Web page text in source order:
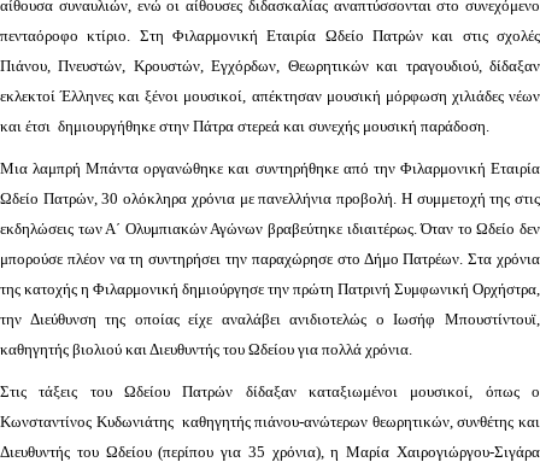
αίθουσα συναυλιών, ενώ οι αίθουσες διδασκαλίας αναπτύσσονται στο συνεχόμενο
πενταόροφο κτίριο. Στη Φιλαρμονική Εταιρία Ωδείο Πατρών και στις σχολές
Πιάνου, Πνευστών, Κρουστών, Εγχόρδων, Θεωρητικών και τραγουδιού, δίδαξαν
εκλεκτοί Έλληνες και ξένοι μουσικοί, απέκτησαν μουσική μόρφωση χιλιάδες νέων
και έτσι δημιουργήθηκε στην Πάτρα στερεά και συνεχής μουσική παράδοση.
Μια λαμπρή Μπάντα οργανώθηκε και συντηρήθηκε από την Φιλαρμονική Εταιρία
Ωδείο Πατρών, 30 ολόκληρα χρόνια με πανελλήνια προβολή. Η συμμετοχή της στις
εκδηλώσεις των Α΄ Ολυμπιακών Αγώνων βραβεύτηκε ιδιαιτέρως. Όταν το Ωδείο δεν
μπορούσε πλέον να τη συντηρήσει την παραχώρησε στο Δήμο Πατρέων. Στα χρόνια
της κατοχής η Φιλαρμονική δημιούργησε την πρώτη Πατρινή Συμφωνική Ορχήστρα,
την Διεύθυνση της οποίας είχε αναλάβει ανιδιοτελώς ο Ιωσήφ Μπουστίντουϊ,
καθηγητής βιολιού και Διευθυντής του Ωδείου για πολλά χρόνια.
Στις τάξεις του Ωδείου Πατρών δίδαξαν καταξιωμένοι μουσικοί, όπως ο
Κωνσταντίνος Κυδωνιάτης καθηγητής πιάνου-ανώτερων θεωρητικών, συνθέτης και
Διευθυντής του Ωδείου (περίπου για 35 χρόνια), η Μαρία Χαιρογιώργου-Σιγάρα